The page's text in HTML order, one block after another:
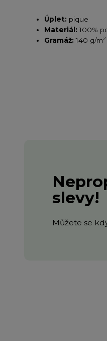
Úplet: pique
Materiál: 100%
Gramáž: 140 g/m2
slevy!
Můžete se